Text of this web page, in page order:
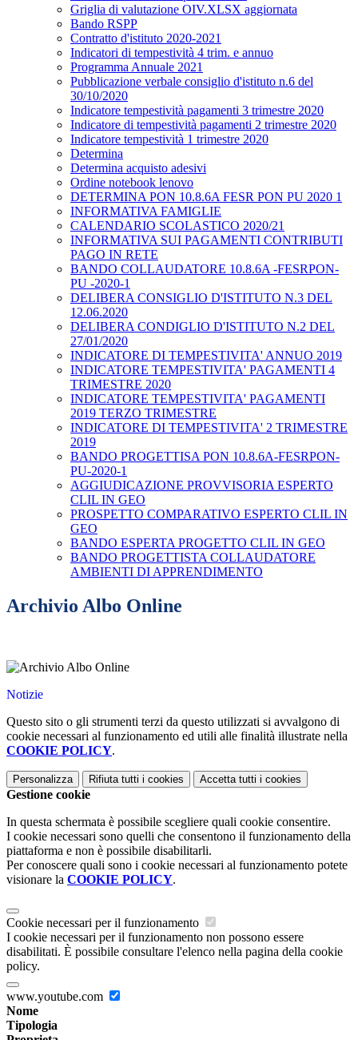
Griglia di valutazione OIV.XLSX aggiornata
Bando RSPP
Contratto d'istituto 2020-2021
Indicatori di tempestività 4 trim. e annuo
Programma Annuale 2021
Pubblicazione verbale consiglio d'istituto n.6 del
30/10/2020
Indicatore tempestività pagamenti 3 trimestre 2020
Indicatore di tempestività pagamenti 2 trimestre 2020
Indicatore tempestività 1 trimestre 2020
Determina
Determina acquisto adesivi
Ordine notebook lenovo
DETERMINA PON 10.8.6A FESR PON PU 2020 1
INFORMATIVA FAMIGLIE
CALENDARIO SCOLASTICO 2020/21
INFORMATIVA SUI PAGAMENTI CONTRIBUTI
PAGO IN RETE
BANDO COLLAUDATORE 10.8.6A -FESRPON-
PU -2020-1
DELIBERA CONSIGLIO D'ISTITUTO N.3 DEL
12.06.2020
DELIBERA CONDIGLIO D'ISTITUTO N.2 DEL
27/01/2020
INDICATORE DI TEMPESTIVITA' ANNUO 2019
INDICATORE TEMPESTIVITA' PAGAMENTI 4
TRIMESTRE 2020
INDICATORE TEMPESTIVITA' PAGAMENTI
2019 TERZO TRIMESTRE
INDICATORE DI TEMPESTIVITA' 2 TRIMESTRE
2019
BANDO PROGETTISA PON 10.8.6A-FESRPON-
PU-2020-1
AGGIUDICAZIONE PROVVISORIA ESPERTO
CLIL IN GEO
PROSPETTO COMPARATIVO ESPERTO CLIL IN
GEO
BANDO ESPERTA PROGETTO CLIL IN GEO
BANDO PROGETTISTA COLLAUDATORE
AMBIENTI DI APPRENDIMENTO
Archivio Albo Online
Notizie
Questo sito o gli strumenti terzi da questo utilizzati si avvalgono di
cookie necessari al funzionamento ed utili alle finalità illustrate nella
COOKIE POLICY.
Personalizza Rifiuta tutti i cookies Accetta tutti i cookies
Gestione cookie
In questa schermata è possibile scegliere quali cookie consentire.
I cookie necessari sono quelli che consentono il funzionamento della
piattaforma e non è possibile disabilitarli.
Per conoscere quali sono i cookie necessari al funzionamento potete
visionare la COOKIE POLICY.
Cookie necessari per il funzionamento
I cookie necessari per il funzionamento non possono essere
disabilitati. È possibile consultare l'elenco nella pagina della cookie
policy.
www.youtube.com
Nome
Tipologia